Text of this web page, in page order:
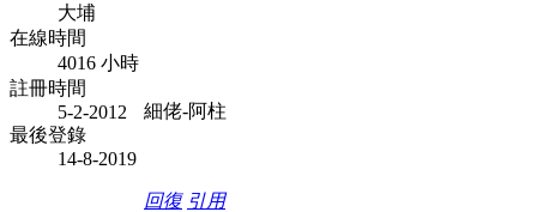
大埔
在線時間
4016 小時
註冊時間
5-2-2012
最後登錄
14-8-2019
細佬-阿柱
回復 引用